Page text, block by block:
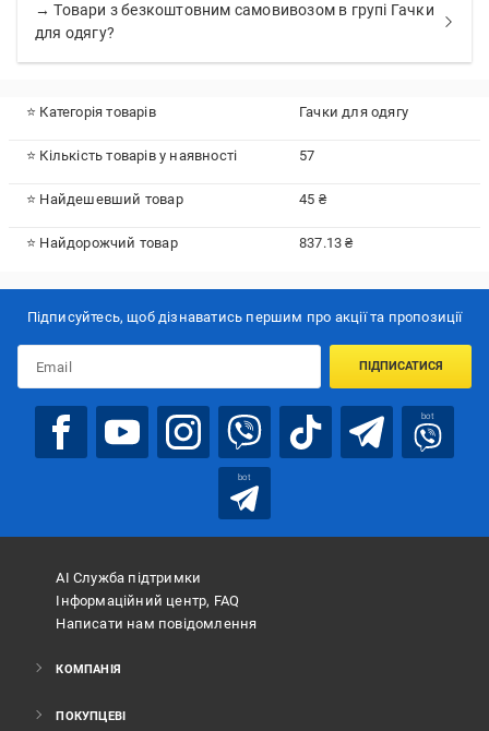
→ Товари з безкоштовним самовивозом в групі Гачки
для одягу?
⭐ Категорія товарів Гачки для одягу
⭐ Кількість товарів у наявності 57
⭐ Найдешевший товар 45 ₴
⭐ Найдорожчий товар 837.13 ₴
Підписуйтесь, щоб дізнаватись першим про акції та пропозиції
ПІДПИСАТИСЯ
bot
bot
АІ Служба підтримки
Інформаційний центр, FAQ
Написати нам повідомлення
КОМПАНІЯ
ПОКУПЦЕВІ